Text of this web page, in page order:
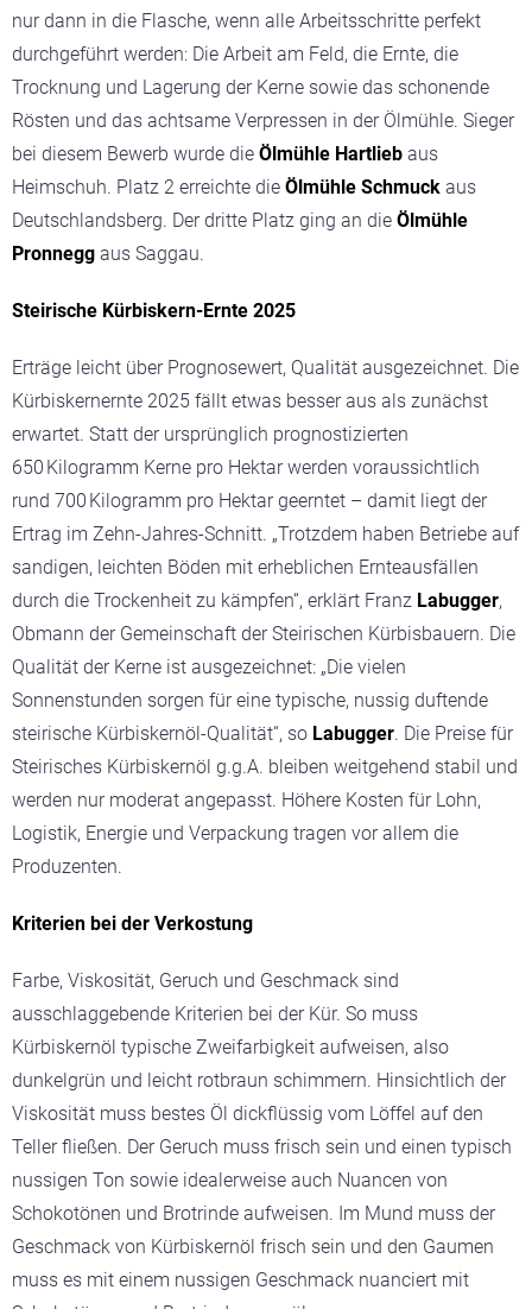
nur dann in die Flasche, wenn alle Arbeitsschritte perfekt
durchgeführt werden: Die Arbeit am Feld, die Ernte, die
Trocknung und Lagerung der Kerne sowie das schonende
Rösten und das achtsame Verpressen in der Ölmühle. Sieger
bei diesem Bewerb wurde die Ölmühle Hartlieb aus
Heimschuh. Platz 2 erreichte die Ölmühle Schmuck aus
Deutschlandsberg. Der dritte Platz ging an die Ölmühle
Pronnegg aus Saggau.
Steirische Kürbiskern-Ernte 2025
Erträge leicht über Prognosewert, Qualität ausgezeichnet. Die
Kürbiskernernte 2025 fällt etwas besser aus als zunächst
erwartet. Statt der ursprünglich prognostizierten
650 Kilogramm Kerne pro Hektar werden voraussichtlich
rund 700 Kilogramm pro Hektar geerntet – damit liegt der
Ertrag im Zehn-Jahres-Schnitt. „Trotzdem haben Betriebe auf
sandigen, leichten Böden mit erheblichen Ernteausfällen
durch die Trockenheit zu kämpfen“, erklärt Franz Labugger,
Obmann der Gemeinschaft der Steirischen Kürbisbauern. Die
Qualität der Kerne ist ausgezeichnet: „Die vielen
Sonnenstunden sorgen für eine typische, nussig duftende
steirische Kürbiskernöl-Qualität“, so Labugger. Die Preise für
Steirisches Kürbiskernöl g.g.A. bleiben weitgehend stabil und
werden nur moderat angepasst. Höhere Kosten für Lohn,
Logistik, Energie und Verpackung tragen vor allem die
Produzenten.
Kriterien bei der Verkostung
Farbe, Viskosität, Geruch und Geschmack sind
ausschlaggebende Kriterien bei der Kür. So muss
Kürbiskernöl typische Zweifarbigkeit aufweisen, also
dunkelgrün und leicht rotbraun schimmern. Hinsichtlich der
Viskosität muss bestes Öl dickflüssig vom Löffel auf den
Teller fließen. Der Geruch muss frisch sein und einen typisch
nussigen Ton sowie idealerweise auch Nuancen von
Schokotönen und Brotrinde aufweisen. Im Mund muss der
Geschmack von Kürbiskernöl frisch sein und den Gaumen
muss es mit einem nussigen Geschmack nuanciert mit